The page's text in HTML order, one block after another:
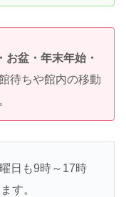
お盆・年末年始・
待ちや館内の移動
日も9時～17時
す。